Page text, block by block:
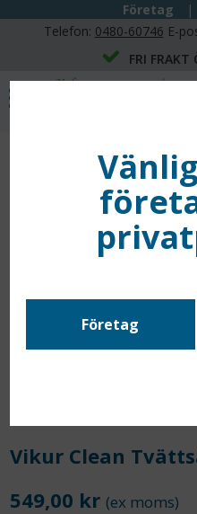
Företag |
Telefon: 0480-60746 E-
FRI FRAKT
Vikur Clean
549,00 kr (ex moms)
Företag